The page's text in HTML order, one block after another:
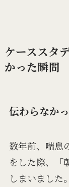
ケーススタ
かった瞬間
伝わらなか
数年前、喘息
をした際、「
しまいました